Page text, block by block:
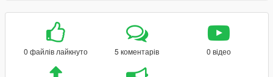
0 файлів лайкнуто 5 коментарів 0 відео